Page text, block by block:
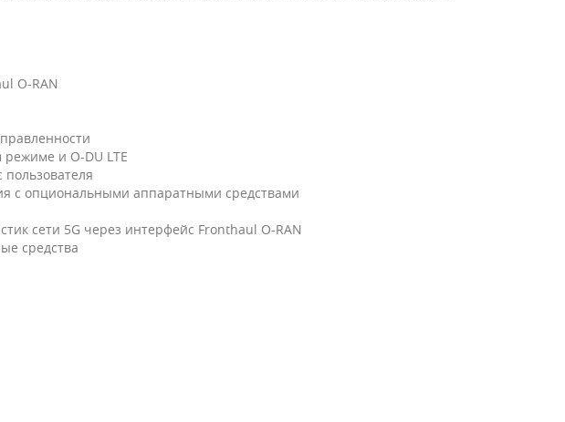
O-RAN
и O-DU LTE
с опциональными аппаратными средствами
сети 5G через интерфейс Fronthaul O-RAN
средства